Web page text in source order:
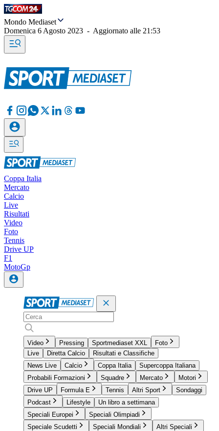
Mondo Mediaset
Domenica 6 Agosto 2023 - Aggiornato alle 21:53
Coppa Italia
Mercato
Calcio
Live
Risultati
Video
Foto
Tennis
Drive UP
F1
MotoGp
Video Pressing Sportmediaset XXL
Foto
Live
Diretta Calcio
Risultati e Classifiche
News Live
Calcio Coppa Italia
Supercoppa Italiana
Probabili Formazioni
Squadre Mercato
Motori
Drive UP
Formula E Tennis Altri Sport
Sondaggi
Podcast
Lifestyle
Un libro a settimana
Speciali Europei
Speciali Olimpiadi
Speciale Scudetti
Speciali Mondiali Altri Speciali